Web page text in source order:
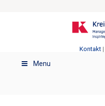
Kontakt|
Menu